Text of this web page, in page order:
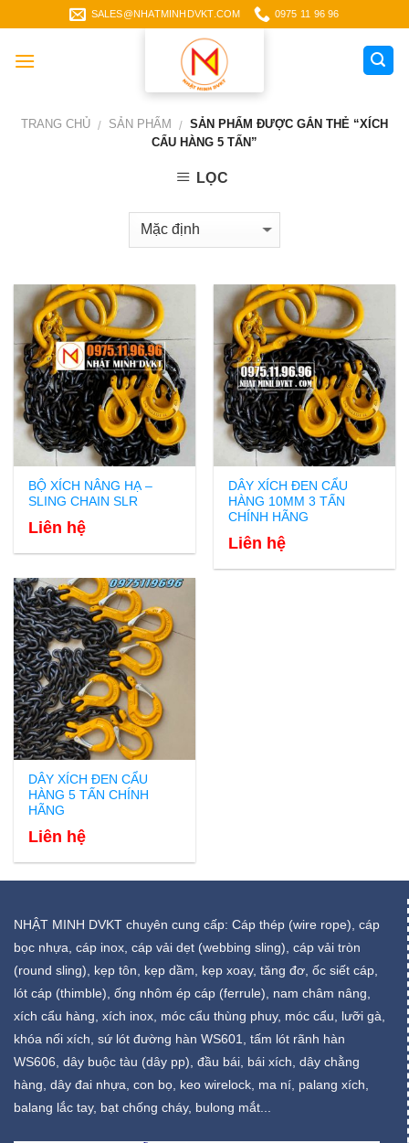
to
content
SALES@NHATMINHDVKT.COM 0975 11 96 96
TRANG CHỦ / SẢN PHẨM / SẢN PHẨM ĐƯỢC GẮN THẺ “XÍCH
CẨU HÀNG 5 TẤN”
LỌC
BỘ XÍCH NÂNG HẠ –
SLING CHAIN SLR
Liên hệ
DÂY XÍCH ĐEN CẨU
HÀNG 10MM 3 TẤN
CHÍNH HÃNG
Liên hệ
DÂY XÍCH ĐEN CẨU
HÀNG 5 TẤN CHÍNH
HÃNG
Liên hệ
NHẬT MINH DVKT chuyên cung cấp: Cáp thép (wire rope), cáp
bọc nhựa, cáp inox, cáp vải dẹt (webbing sling), cáp vải tròn
(round sling), kẹp tôn, kẹp dầm, kẹp xoay, tăng đơ, ốc siết cáp,
lót cáp (thimble), ống nhôm ép cáp (ferrule), nam châm nâng,
xích cẩu hàng, xích inox, móc cẩu thùng phuy, móc cẩu, lưỡi gà,
khóa nối xích, sứ lót đường hàn WS601, tấm lót rãnh hàn
WS606, dây buộc tàu (dây pp), đầu bái, bái xích, dây chằng
hàng, dây đai nhựa, con bọ, keo wirelock, ma ní, palang xích,
balang lắc tay, bạt chống cháy, bulong mắt...